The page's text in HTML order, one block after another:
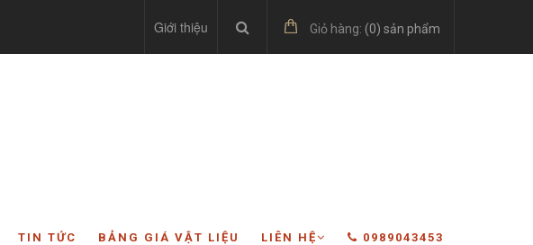
Giới thiệu Giỏ hàng: (0) sản phẩm
TIN TỨC BẢNG GIÁ VẬT LIỆU LIÊN HỆ 0989043453